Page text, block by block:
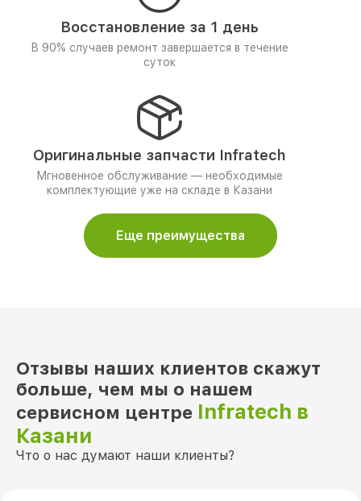
Восстановление за 1 день
В 90% случаев ремонт завершается в течение
суток
Оригинальные запчасти Infratech
Мгновенное обслуживание — необходимые
комплектующие уже на складе в Казани
Еще преимущества
Отзывы наших клиентов скажут
больше, чем мы о нашем
сервисном центре Infratech в
Казани
Что о нас думают наши клиенты?